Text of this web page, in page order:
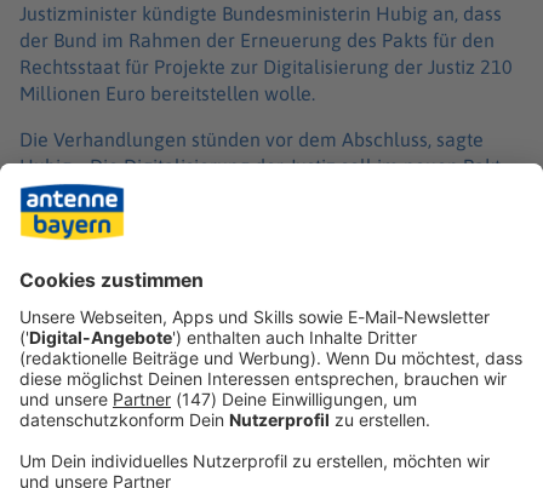
Justizminister kündigte Bundesministerin Hubig an, dass
der Bund im Rahmen der Erneuerung des Pakts für den
Rechtsstaat für Projekte zur Digitalisierung der Justiz 210
Millionen Euro bereitstellen wolle.
Die Verhandlungen stünden vor dem Abschluss, sagte
Hubig. «Die Digitalisierung der Justiz soll im neuen Pakt
eine zentrale Rolle einnehmen.» Ziel müsse sein, «dass
diese Investitionen für die Bürgerinnen und Bürger auch
schnell unmittelbar spürbar werden – in Form einer Justiz,
die technologisch auf der Höhe der Zeit und möglichst